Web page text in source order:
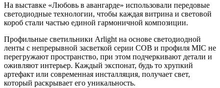
На выставке «Любовь в авангарде» использовали передовые
светодиодные технологии, чтобы каждая витрина и световой
короб стали частью единой гармоничной композиции.
Профильные светильники Arlight на основе светодиодной
ленты с непрерывной засветкой серии COB и профиля MIC не
перегружают пространство, при этом подчеркивают детали и
оживляют интерьер. Каждый экспонат, будь то хрупкий
артефакт или современная инсталляция, получает свет,
который раскрывает его уникальность.